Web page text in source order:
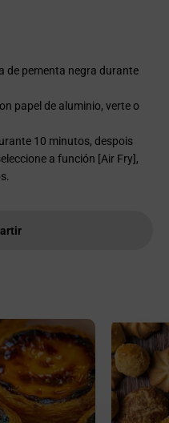
de pementa negra durante
papel de aluminio, verte o
10 minutos, despois
a función [Air Fry],